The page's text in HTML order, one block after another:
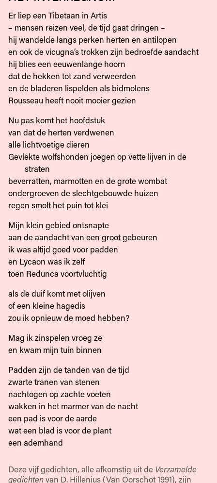
Er liep een Tibetaan in Artis
– mensen reizen veel, de tijd gaat dringen –
hij wandelde langs perken herten en antilopen
en ook de vicugna’s trokken zijn bedroefde aandacht
hij blies een eeuwenlange hoorn
dat de hekken tot zand verweerden
en de bladeren lispelden als bidmolens
Rousseau heeft nooit mooier gezien
Nu pas komt het hoofdstuk
van dat de herten verdwenen
alle lichtvoetige dieren
Gevlekte wolfshonden joegen op vette lijven in de
straten
beverratten, marmotten en de grote wombat
ondergroeven de slechtgebouwde huizen
regen smolt het puin tot klei
Mijn klein gebied ontsnapte
aan de aandacht van een groot gebeuren
ik was altijd goed voor padden
en Lycaon was ik zelf
toen Redunca voortvluchtig
als de duif komt met olijven
of een kleine hagedis
zou ik opnieuw de moed hebben?
Mag ik zinspelen vroeg ze
en kwam mijn tuin binnen
Padden zijn de tanden van de tijd
zwarte tranen van stenen
nachtogen op zachte voeten
wakken in het marmer van de nacht
een pad is voor de aarde
wat een blad is voor de plant
een ademhand
Deze vijf gedichten, alle afkomstig uit de Verzamelde
gedichtenvan D. Hillenius (Van Oorschot 1991), zijn